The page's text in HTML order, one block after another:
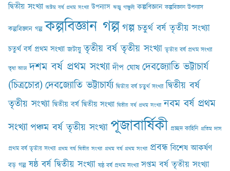
দ্বিতীয় সংখ্যা অষ্টম বর্ষ প্রথম সংখ্যা উপন্যাস ঋজু গাঙ্গুলী কল্পবিজ্ঞান কল্পবিজ্ঞান উপন্যাস
কল্পবিজ্ঞান গল্প কল্পবিজ্ঞান গল্পগল্প চতুর্থ বর্ষ তৃতীয় সংখ্যা
চতুর্থ বর্ষ প্রথম সংখ্যা জটায়ু তৃতীয় বর্ষ তৃতীয় সংখ্যা তৃতীয় বর্ষ প্রথম সংখ্যা
তৃষা আঢ‍্য দশম বর্ষ প্রথম সংখ্যা দীপ ঘোষ দেবজ্যোতি ভট্টাচার্য
(চিত্রচোর)দেবজ্যোতি ভট্টাচার্য্য দ্বিতীয় বর্ষ চতুর্থ সংখ্যা দ্বিতীয় বর্ষ
তৃতীয় সংখ্যা দ্বিতীয় বর্ষ দ্বিতীয় সংখ্যা দ্বিতীয় বর্ষ প্রথম সংখ্যা নবম বর্ষ প্রথম
সংখ্যাপঞ্চম বর্ষ তৃতীয় সংখ্যা পূজাবার্ষিকী প্রচ্ছদ কাহিনি প্রতিম দাস
প্রথম বর্ষ তৃতীয় সংখ্যা প্রথম বর্ষ দ্বিতীয় সংখ্যা প্রথম বর্ষ প্রথম সংখ্যা প্রবন্ধ বিশেষ আকর্ষণ
বড় গল্প ষষ্ঠ বর্ষ দ্বিতীয় সংখ্যা ষষ্ঠ বর্ষ প্রথম সংখ্যা সপ্তম বর্ষ তৃতীয় সংখ্যা